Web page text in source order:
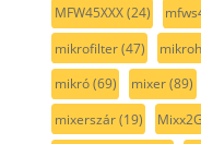
MFW45XXX(24)
mikrofilter(47)
mikró(69) mixer(89)
mixerszár(19)